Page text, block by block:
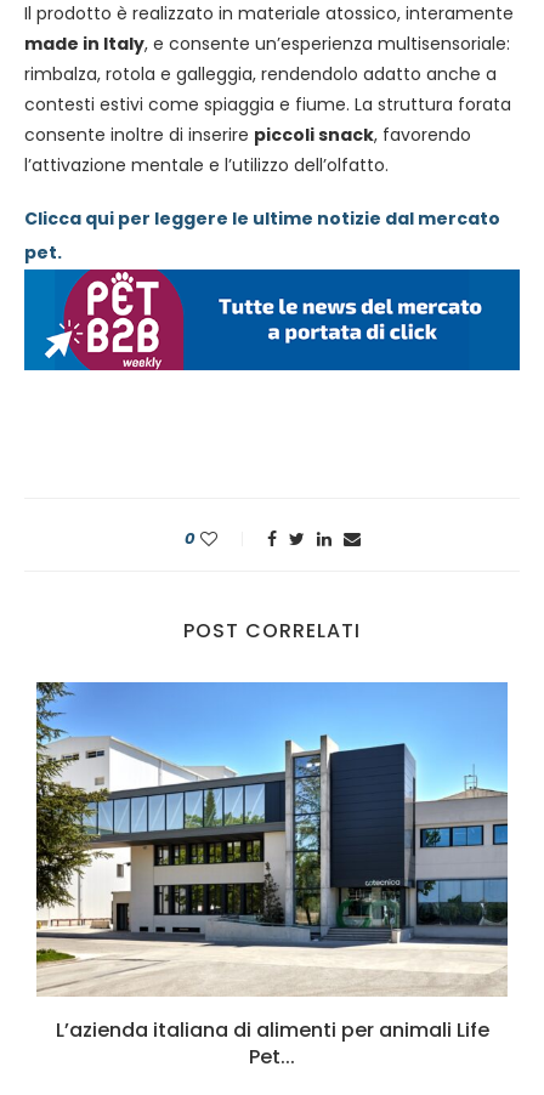
Il prodotto è realizzato in materiale atossico, interamente
made in Italy, e consente un’esperienza multisensoriale:
rimbalza, rotola e galleggia, rendendolo adatto anche a
contesti estivi come spiaggia e fiume. La struttura forata
consente inoltre di inserire piccoli snack, favorendo
l’attivazione mentale e l’utilizzo dell’olfatto.
Clicca qui per leggere le ultime notizie dal mercato
pet.
0
POST CORRELATI
L’azienda italiana di alimenti per animali Life
Pet...